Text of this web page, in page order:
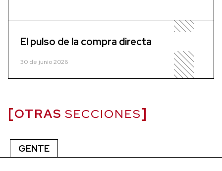
El pulso de la compra directa
30 de junio 2026
OTRAS SECCIONES
GENTE